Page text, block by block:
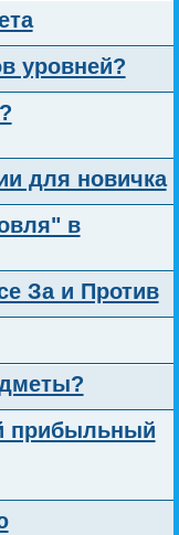
уровней?
для новичка
в
За и Против
прибыльный